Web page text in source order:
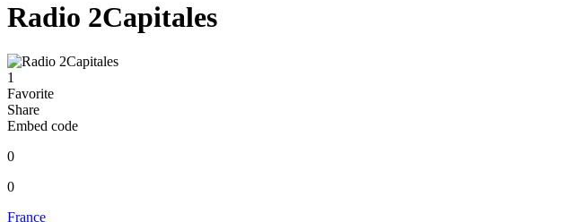
Radio 2Capitales
1
Favorite
Share
Embed code
0
0
France